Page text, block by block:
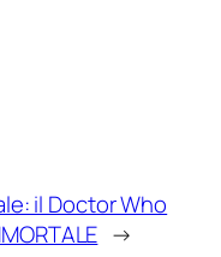
il Doctor Who
→